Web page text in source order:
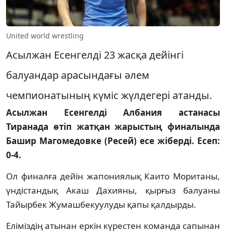
United world wrestling
Асылжан Есенгелді 23 жасқа дейінгі
балуандар арасындағы әлем
чемпионатының күміс жүлдегері атанды.
Асылжан Есенгелді Албания астанасы
Тиранада өтіп жатқан жарыстың финалында
Башир Магомедовке (Ресей) есе жіберді. Есеп:
0-4.
Ол финалға дейін жапониялық Каито Моританы,
үндістандық Акаш Дахияны, қырғыз балуаны
Тайырбек Жумашбекуулуды қапы қалдырды.
Еліміздің атынан еркін күрестен команда сапынан